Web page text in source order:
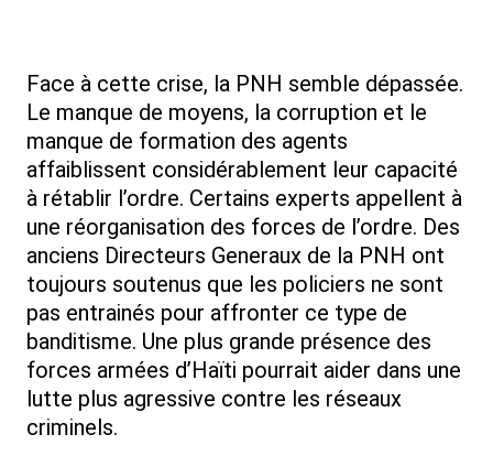
Face à cette crise, la PNH semble dépassée.
Le manque de moyens, la corruption et le
manque de formation des agents
affaiblissent considérablement leur capacité
à rétablir l’ordre. Certains experts appellent à
une réorganisation des forces de l’ordre. Des
anciens Directeurs Generaux de la PNH ont
toujours soutenus que les policiers ne sont
pas entrainés pour affronter ce type de
banditisme. Une plus grande présence des
forces armées d’Haïti pourrait aider dans une
lutte plus agressive contre les réseaux
criminels.